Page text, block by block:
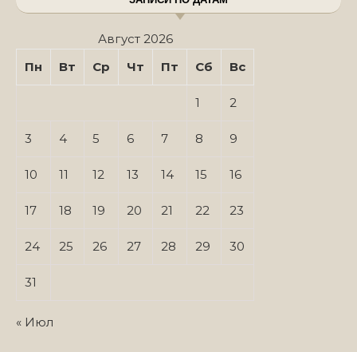
Август 2026
Пн
Вт Ср Чт Пт Сб Вс
1 2
3 4 5 6 7 8 9
10 11 12 13 14 15 16
17 18 19 20 21 22 23
24 25 26 27 28 29 30
31
« Июл